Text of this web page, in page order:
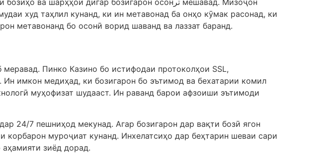
худ таҳлил кунанд, ки ин метавонад ба онҳо кӯмак расонад, ки
метавонанд бо осонӣ ворид шаванд ва лаззат баранд.
Пинко Казино бо истифодаи протоколҳои SSL,
имкон медиҳад, ки бозигарон бо эътимод ва бехатарии комил
муҳофизат шудааст. Ин раванд барои афзоиши эътимоди
24/7 пешниҳод мекунад. Агар бозигарон дар вақти бозӣ ягон
муроҷиат кунанд. Инхелатсиҳо дар беҳтарин шеваи сари
зиёд дорад.